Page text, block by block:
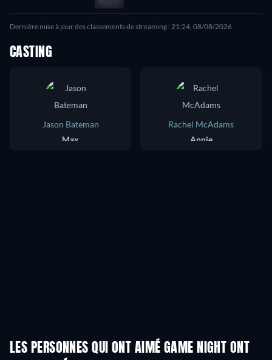
Dernière mise à jour des classements de streaming : 21:24, 08/08/2026
CASTING
Jason Bateman
Max
Rachel McAdams
Annie
LES PERSONNES QUI ONT AIMÉ GAME NIGHT ONT